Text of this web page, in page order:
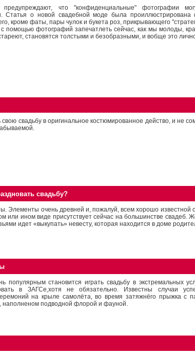
что "конфиденциальные" фотографии
Статья о новой свадебной моде была проиллюстрирована
кроме фаты, пары чулок и букета роз, прикрывающего
помощью фотографий запечатлеть сейчас, как мы молоды,
становятся толстыми и безобразными, и вобще это
свадьбу в оригинальное костюмированное действо, и не
свадьбу?
Элементы очень древней и, пожалуй, всем хорошо известной
или ином виде присутствует сейчас на большинстве свадеб.
идет «выкупать» невесту, которая находится в доме
популярным становится играть свадьбу в экстремальных
в ЗАГСе,хотя не обязательно. Известны случаи
на крыле самолёта, во время затяжнёго прыжка с
наполненом подводной флорой и фауной.